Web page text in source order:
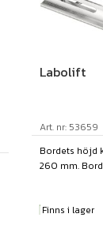
Labolift
Art. nr: 53659
Bordets höjd
260 mm.
Finns i lager